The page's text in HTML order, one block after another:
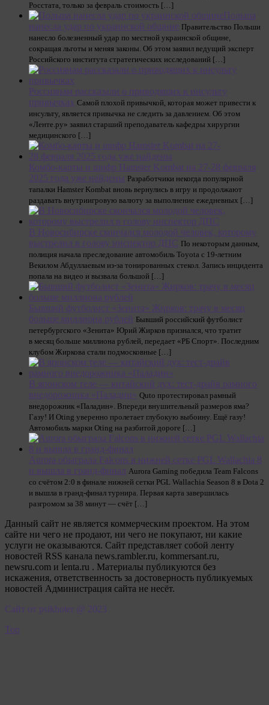
Росстата, только за февраль стоимость […]
Польша
нанесла удар по украинской общине Правительство Польши
нанесло болезненный удар по местной украинской общине,
сокращая льготы и меняя законы. Об этом заявил ведущий эксперт
Российского института стратегических исследований […]
Россиянам рассказали о приводящих к инсульту
привычках Самой плохой привычкой, которая может привести к
инсульту, является привычка не следить за давлением. Об этом
«Ленте.ру» заявил старший преподаватель кафедры хирургии
медицинского […]
Комбо-карты и шифр Hamster Kombat на 27-28 февраля
2025 года уже найдены Разработчики некогда популярной
тапалки Hamster Kombat вновь вернулись в игру и продолжают
раздавать внутриигровую валюту за выполнение ежедневных […]
В Новосибирске скончался молодой человек, которому
выстрелил в голову инспектор ДПС По некоторым данным,
полиция начала преследование автомобиль Toyota с 19-летним
Векилом Абдуллаевым из-за тонированных стекол. Запись инцидента
попала на видео и вызвала большой […]
Бывший футболист «Зенита» Жирков: трачу в месяц
больше миллиона рублей Бывший российский футболист
петербургского «Зенита» Юрий Жирков признался, что тратит
в месяц больше миллиона рублей, передает «РБ Спорт». Последним
клубом Жиркова стали подмосковные […]
В японском теле — китайский дух: тест-драйв рамного
внедорожника «Паладин» Quto протестировал рамный
внедорожник «Паладин». Впереди внушительный размеров яма?
Газу! И Oting уверенно пролетает глубокую выбоину. Ещё газу!
Автомобиль марки Oting на разбитой дороге […]
Aurora обыграла Falcons в нижней сетке PGL Wallachia 8
и вышла в гранд-финал Aurora Gaming победила Team Falcons
со счётом 2:0 в финале нижней сетки PGL Wallachia Season 8 в Dota 2
и вышла в гранд-финал турнира. Первая карта завершилась
разгромом за 38 минут — счёт […]
Данный сайт не является коммерческим проектом. На этом
сайте ни чего не продают, ни чего не покупают, ни какие
услуги не оказываются. Сайт представляет собой ленту
новостей RSS канала news.rambler.ru, kommersant.ru,
newsru.com и lenta.ru . Материалы публикуются без
искажения, ответственность за достоверность публикуемых
новостей Администрация сайта не несёт.
Сайт от psikhoter @ 2023
Top